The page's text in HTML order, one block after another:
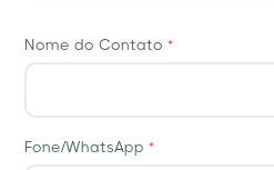
Nome do Contato*
Fone/WhatsApp*